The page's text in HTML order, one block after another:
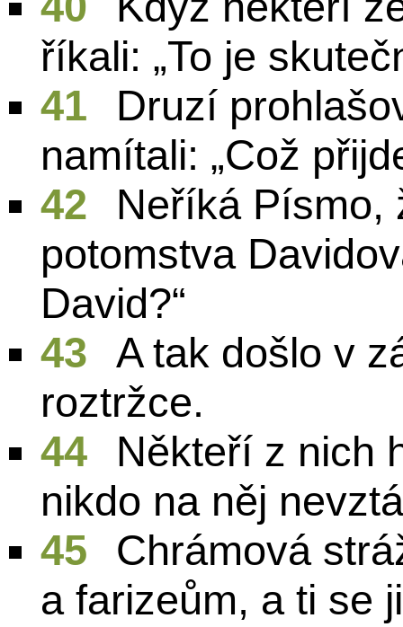
říkali: „To je
41
Druzí
namítali: „Což
42
Neříká Písmo,
potomstva
David?“
43
A tak došlo v
roztržce.
44
Někteří z nich
nikdo na něj
45
Chrámová
a farizeům, a ti se